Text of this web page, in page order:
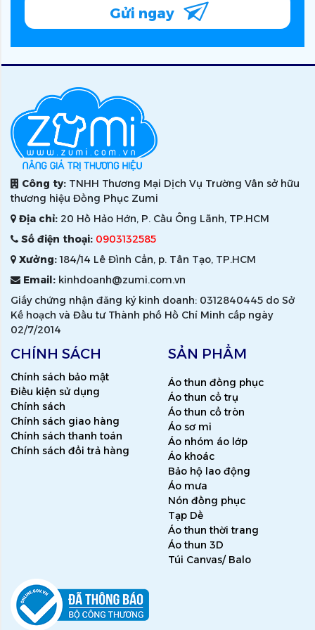
Gửi ngay
Công ty: TNHH Thương Mại Dịch Vụ Trường Vân sở hữu
thương hiệu Đồng Phục Zumi
Địa chỉ: 20 Hồ Hảo Hớn, P. Cầu Ông Lãnh, TP.HCM
Số điện thoại: 0903132585
Xưởng:184/14 Lê Đình Cẩn, p. Tân Tạo, TP.HCM
Email: kinhdoanh@zumi.com.vn
Giấy chứng nhận đăng ký kinh doanh: 0312840445 do Sở
Kế hoạch và Đầu tư Thành phố Hồ Chí Minh cấp ngày
02/7/2014
CHÍNH SÁCH
Chính sách bảo mật
Điều kiện sử dụng
Chính sách
Chính sách giao hàng
Chính sách thanh toán
Chính sách đổi trả hàng
SẢN PHẨM
Áo thun đồng phục
Áo thun cổ trụ
Áo thun cổ tròn
Áo sơ mi
Áo nhóm áo lớp
Áo khoác
Bảo hộ lao động
Áo mưa
Nón đồng phục
Tạp Dề
Áo thun thời trang
Áo thun 3D
Túi Canvas/ Balo